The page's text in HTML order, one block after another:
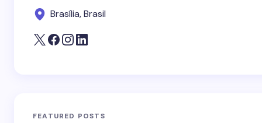
Brasília, Brasil
FEATURED POSTS